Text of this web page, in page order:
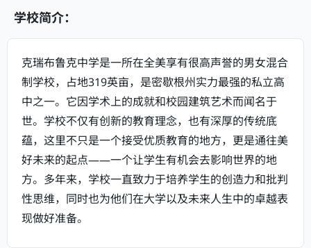
学校简介：
克瑞布鲁克中学是一所在全美享有很高声誉的男女混合
制学校，占地319英亩，是密歇根州实力最强的私立高
中之一。它因学术上的成就和校园建筑艺术而闻名于
世。学校不仅有创新的教育理念，也有深厚的传统底
蕴，这里不只是一个接受优质教育的地方，更是通往美
好未来的起点——一个让学生有机会去影响世界的地
方。多年来，学校一直致力于培养学生的创造力和批判
性思维，同时也为他们在大学以及未来人生中的卓越表
现做好准备。